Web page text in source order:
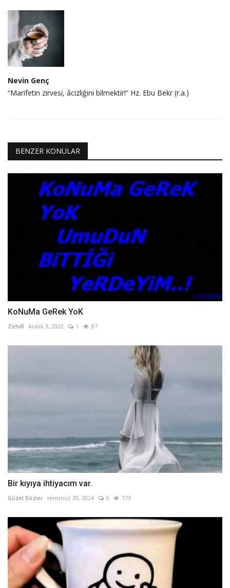
Nevin Genç
“Marifetin zirvesi, âcizliğini bilmektir!” Hz. Ebu Bekr (r.a.)
BENZER KONULAR
KoNuMa GeRek YoK
ZehiR Aralık 3, 2022 1 87
Bir kıyıya ihtiyacım var.
Güzel Sözler temmuz 30, 2024 0 173